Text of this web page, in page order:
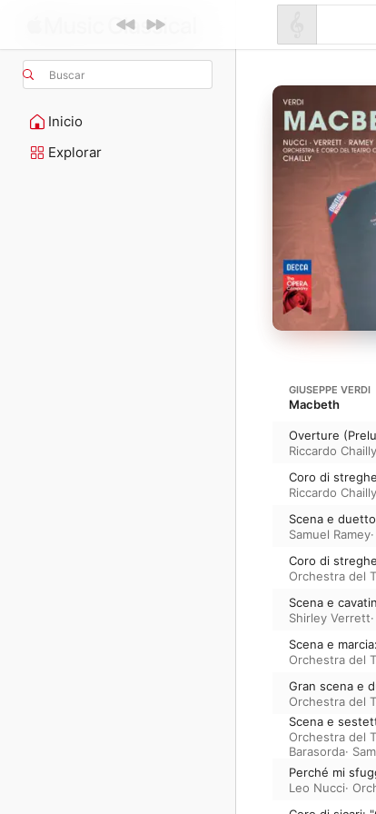
Buscar
Inicio
Explorar
GIUSEPPE VERDI
Macbeth
Overture
Riccardo Chailly
Coro di
Riccardo Chailly
Scena e
Samuel Ramey·
Coro di
Orchestra del
Scena e
Shirley Verrett·
Scena e
Orchestra del
Gran scena e
Orchestra del
Scena e
Orchestra del
Barasorda·
Perché mi
Leo Nucci·